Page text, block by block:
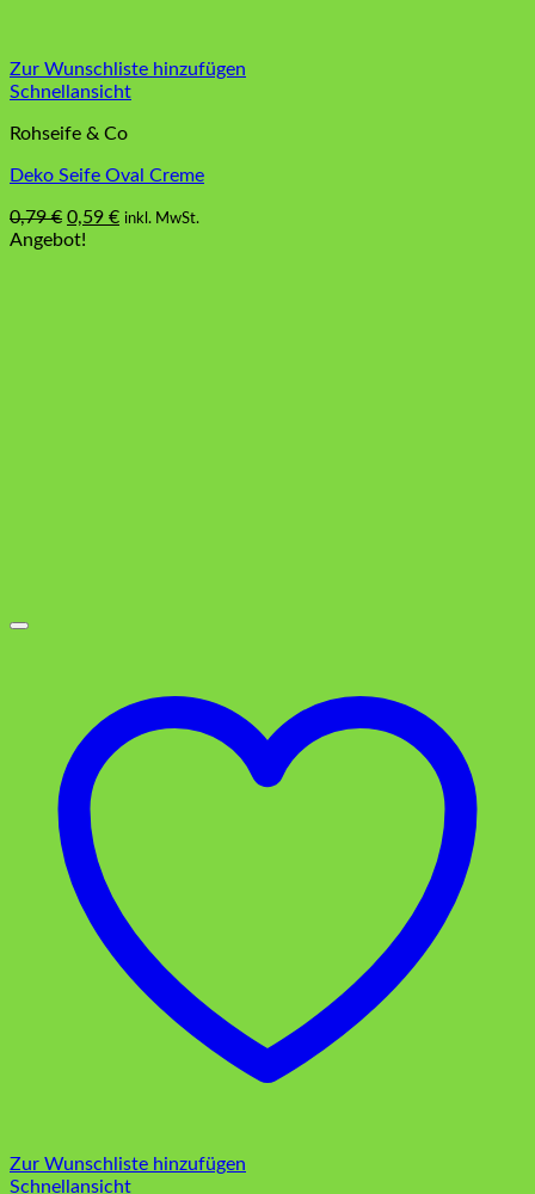
Zur Wunschliste hinzufügen
Schnellansicht
Rohseife & Co
Deko Seife Oval Creme
0,79€ Ursprünglicher
Preis
0,59 €Aktueller
inkl. MwSt.
Angebot!
Zur Wunschliste hinzufügen
Schnellansicht